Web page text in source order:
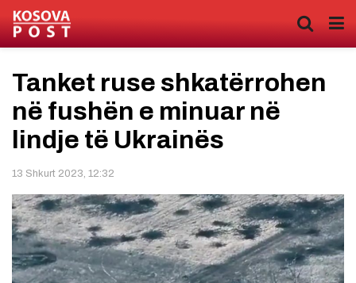
Tanket ruse shkatërrohen
në fushën e minuar në
lindje të Ukrainës
13 Shkurt 2023, 12:32